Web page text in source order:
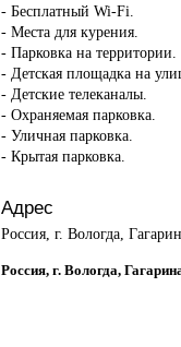
- Бесплатный Wi-Fi.
- Места для курения.
- Парковка на территории.
- Детская площадка на
- Детские телеканалы.
- Охраняемая парковка.
- Уличная парковка.
- Крытая парковка.
Адрес
Россия, г. Вологда,
Россия, г. Вологда,